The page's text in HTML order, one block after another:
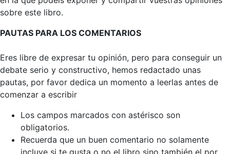
sobre este libro.
PAUTAS PARA LOS COMENTARIOS
Eres libre de expresar tu opinión, pero para conseguir un
debate serio y constructivo, hemos redactado unas
pautas, por favor dedica un momento a leerlas antes de
comenzar a escribir
Los campos marcados con astérisco son
obligatorios.
Recuerda que un buen comentario no solamente
incluye si te gusta o no el libro sino también el por